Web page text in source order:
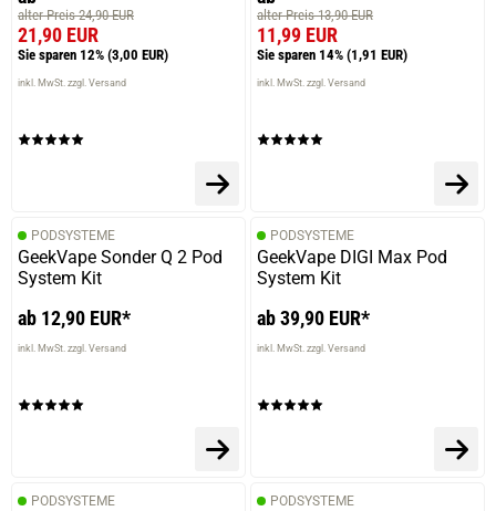
alter Preis 24,90 EUR
21,90 EUR
Sie sparen 12% (3,00 EUR)
inkl. MwSt. zzgl. Versand
alter Preis 13,90 EUR
11,99 EUR
Sie sparen 14% (1,91 EUR)
inkl. MwSt. zzgl. Versand
PODSYSTEME
GeekVape Sonder Q 2 Pod
System Kit
ab 12,90 EUR*
inkl. MwSt. zzgl. Versand
PODSYSTEME
GeekVape DIGI Max Pod
System Kit
ab 39,90 EUR*
inkl. MwSt. zzgl. Versand
PODSYSTEME PODSYSTEME